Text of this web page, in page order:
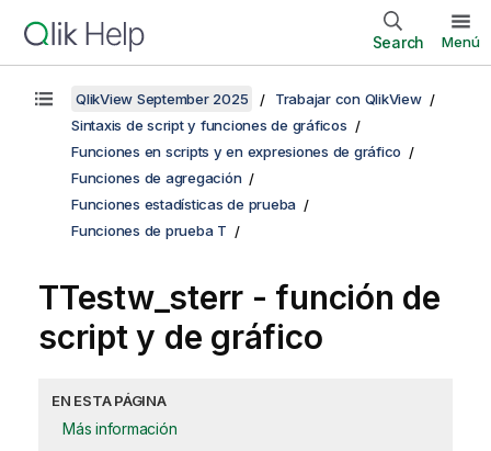
Search Menú
QlikView September 2025
Trabajar con QlikView
Sintaxis de script y funciones de gráficos
Funciones en scripts y en expresiones de gráfico
Funciones de agregación
Funciones estadísticas de prueba
Funciones de prueba T
TTestw_sterr - función de
script y de gráfico
EN ESTA PÁGINA
Más información